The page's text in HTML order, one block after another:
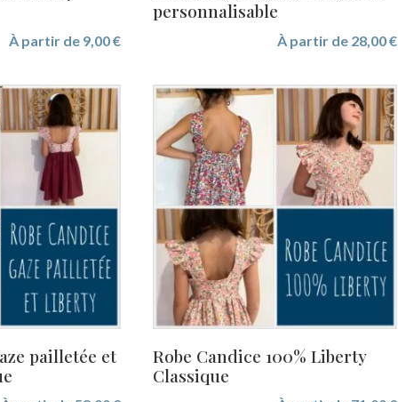
À partir de 9,00€
personnalisable
À partir de 28,00€
pailletée et
Robe Candice 100% Liberty
Classique